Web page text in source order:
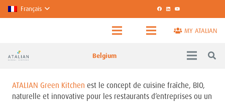
Français
MY ATALIAN
Belgium
ATALIAN Green Kitchen est le concept de cuisine fraîche, BIO,
naturelle et innovative pour les restaurants d’entreprises ou un